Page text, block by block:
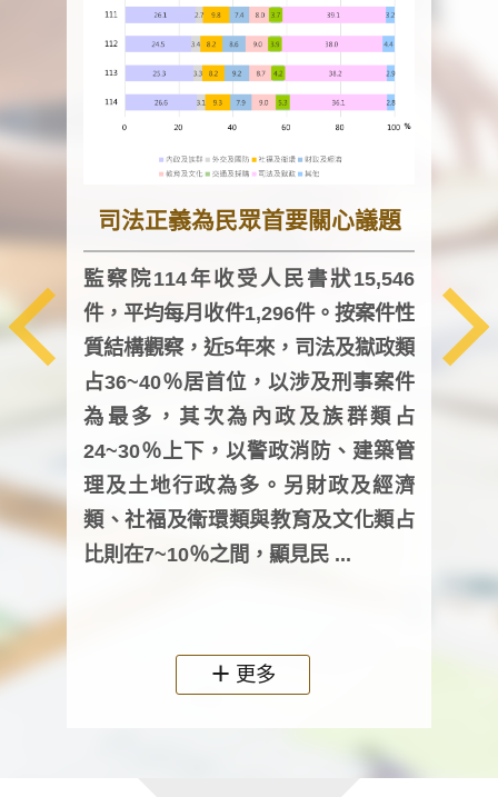
司法正義為民眾首要關心議題
監察院114年收受人民書狀15,546
件，平均每月收件1,296件。按案件性
質結構觀察，近5年來，司法及獄政類
占36~40％居首位，以涉及刑事案件
為最多，其次為內政及族群類占
24~30％上下，以警政消防、建築管
理及土地行政為多。另財政及經濟
類、社福及衛環類與教育及文化類占
比則在7~10％之間，顯見民 ...
監
均每
人
更多